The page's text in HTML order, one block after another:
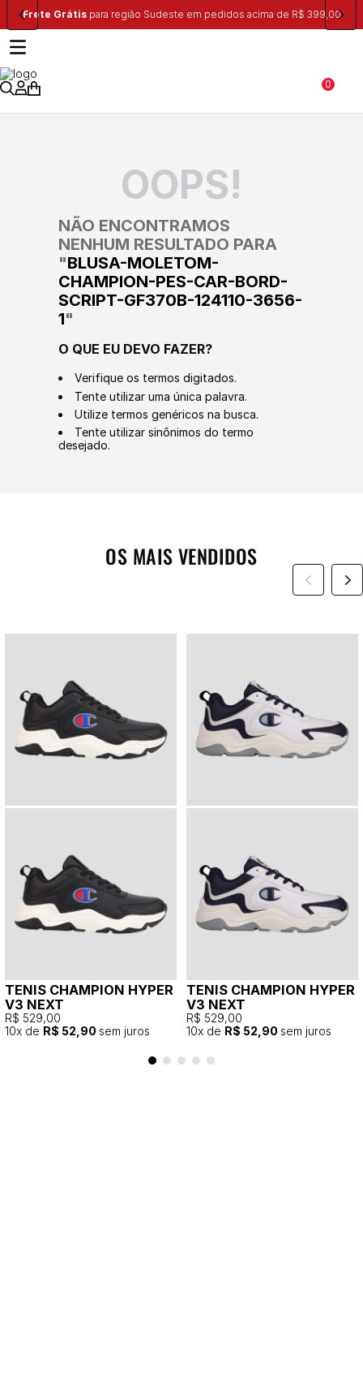
Grátispara região Sudeste em pedidos acima de R$ 399,00
0
OOPS!
NÃO ENCONTRAMOS
NENHUM RESULTADO PARA
"BLUSA-MOLETOM-
CHAMPION-PES-CAR-BORD-
SCRIPT-GF370B-124110-3656-
1"
O QUE EU DEVO FAZER?
Verifique os termos digitados.
Tente utilizar uma única palavra.
Utilize termos genéricos na busca.
Tente utilizar sinônimos do termo
desejado.
OS MAIS VENDIDOS
TENIS CHAMPION HYPER
V3 NEXT
R$ 529,00
10x de R$ 52,90 sem juros
TENIS CHAMPION HYPER
V3 NEXT
R$ 529,00
10x de R$ 52,90 sem juros